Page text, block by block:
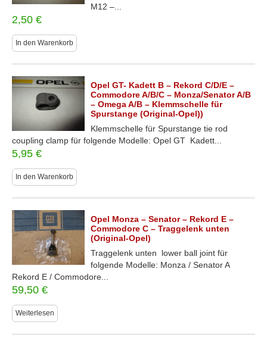
M12 –...
2,50 €
In den Warenkorb
Opel GT- Kadett B – Rekord C/D/E –
Commodore A/B/C – Monza/Senator A/B
– Omega A/B – Klemmschelle für
Spurstange (Original-Opel))
Klemmschelle für Spurstange tie rod
coupling clamp für folgende Modelle: Opel GT Kadett...
5,95 €
In den Warenkorb
Opel Monza – Senator – Rekord E –
Commodore C – Traggelenk unten
(Original-Opel)
Traggelenk unten lower ball joint für
folgende Modelle: Monza / Senator A
Rekord E / Commodore...
59,50 €
Weiterlesen